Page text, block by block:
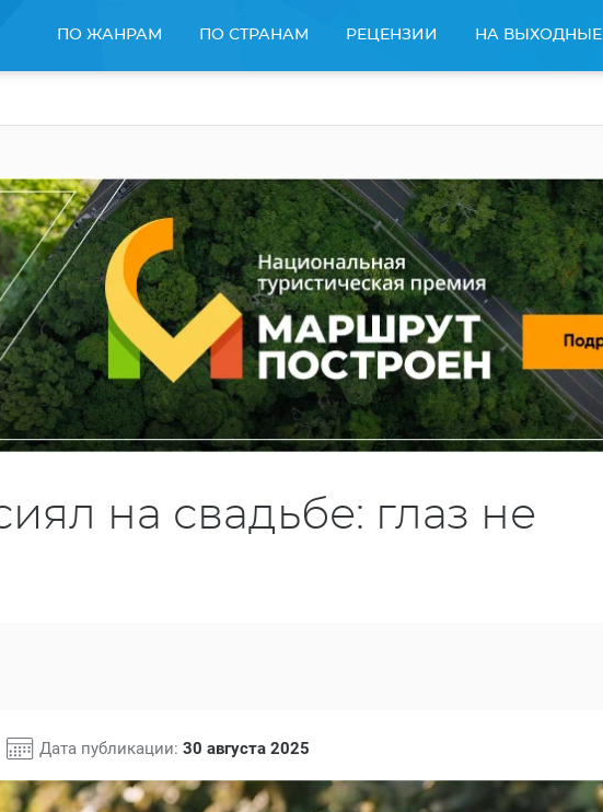
ПО ЖАНРАМ ПО СТРАНАМ РЕЦЕНЗИИ НА ВЫХОДНЫЕ
на свадьбе: глаз не
Дата публикации: 30 августа 2025